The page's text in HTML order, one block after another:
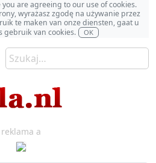
are agreeing to our use of cookies.
wyrażasz zgodę na używanie przez
te maken van onze diensten, gaat u
gebruik van cookies.
OK
reklama a